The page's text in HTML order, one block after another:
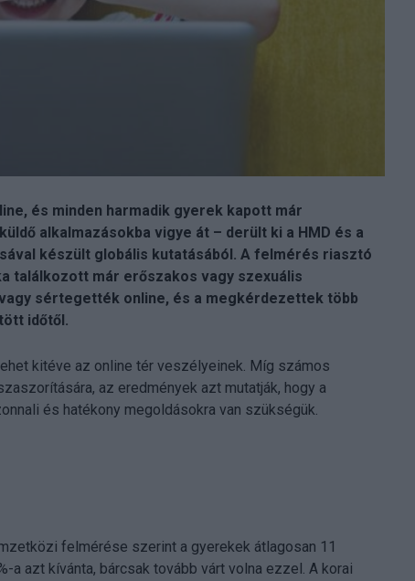
és minden harmadik gyerek kapott már
alkalmazásokba vigye át – derült ki a HMD és a
készült globális kutatásából. A felmérés riasztó
találkozott már erőszakos vagy szexuális
sértegették online, és a megkérdezettek több
időtől.
kitéve az online tér veszélyeinek. Míg számos
az eredmények azt mutatják, hogy a
és hatékony megoldásokra van szükségük.
felmérése szerint a gyerekek átlagosan 11
a azt kívánta, bárcsak tovább várt volna ezzel. A korai